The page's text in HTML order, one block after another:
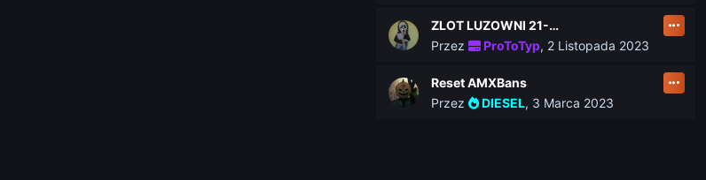
ZLOT LUZOWNI 21-23 czerwca
Przez
ProToTyp, 2 Listopada 2023
Reset AMXBans
Przez
DIESEL, 3 Marca 2023